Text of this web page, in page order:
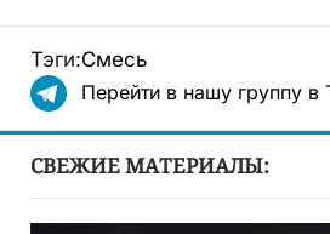
Тэги:Смесь
Перейти в нашу группу в
СВЕЖИЕ МАТЕРИАЛЫ: